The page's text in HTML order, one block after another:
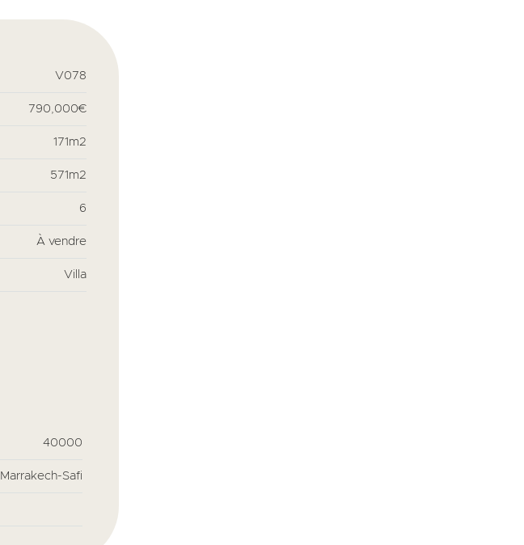
V078
790,000€
171m2
571m2
6
À vendre
Villa
40000
Marrakech-Safi